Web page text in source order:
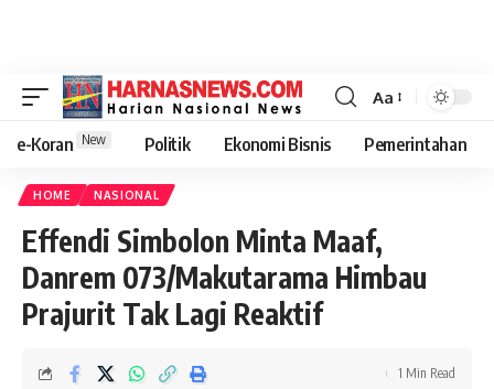
Aa
e-Koran New Politik Ekonomi Bisnis Pemerintahan
HOME NASIONAL
Effendi Simbolon Minta Maaf,
Danrem 073/Makutarama Himbau
Prajurit Tak Lagi Reaktif
1 Min Read